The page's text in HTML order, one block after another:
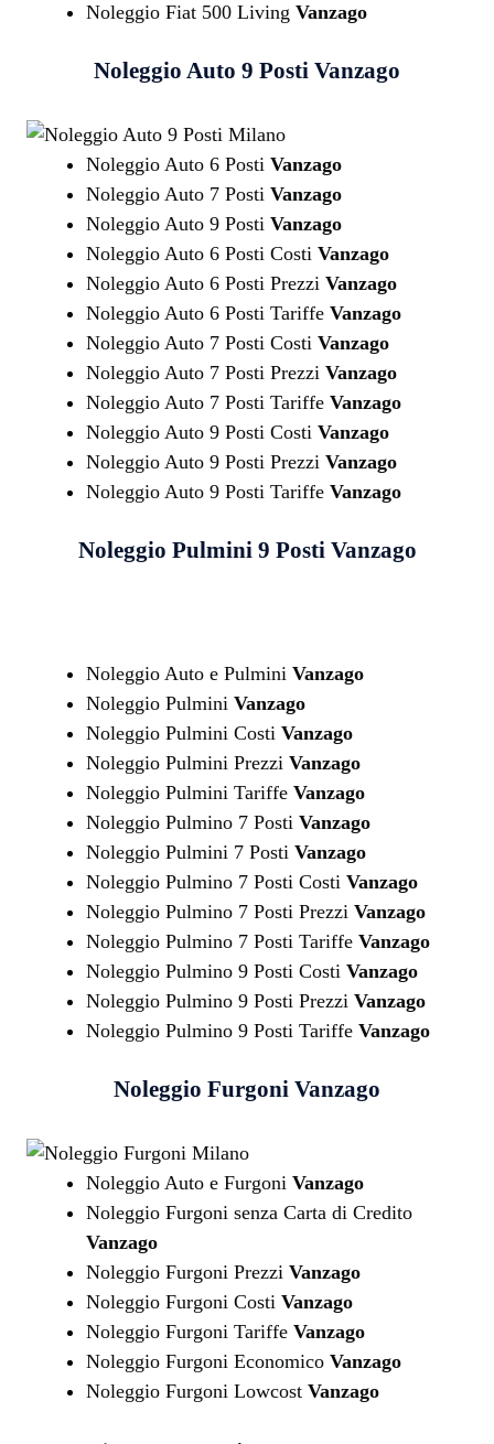
Noleggio Fiat 500 Living Vanzago
Noleggio Auto 9 Posti Vanzago
Noleggio Auto 6 Posti Vanzago
Noleggio Auto 7 Posti Vanzago
Noleggio Auto 9 Posti Vanzago
Noleggio Auto 6 Posti Costi Vanzago
Noleggio Auto 6 Posti Prezzi Vanzago
Noleggio Auto 6 Posti Tariffe Vanzago
Noleggio Auto 7 Posti Costi Vanzago
Noleggio Auto 7 Posti Prezzi Vanzago
Noleggio Auto 7 Posti Tariffe Vanzago
Noleggio Auto 9 Posti Costi Vanzago
Noleggio Auto 9 Posti Prezzi Vanzago
Noleggio Auto 9 Posti Tariffe Vanzago
Noleggio Pulmini 9 PostiVanzago
Noleggio Auto e Pulmini Vanzago
Noleggio Pulmini Vanzago
Noleggio Pulmini Costi Vanzago
Noleggio Pulmini Prezzi Vanzago
Noleggio Pulmini Tariffe Vanzago
Noleggio Pulmino 7 Posti Vanzago
Noleggio Pulmini 7 Posti Vanzago
Noleggio Pulmino 7 Posti Costi Vanzago
Noleggio Pulmino 7 Posti Prezzi Vanzago
Noleggio Pulmino 7 Posti Tariffe Vanzago
Noleggio Pulmino 9 Posti Costi Vanzago
Noleggio Pulmino 9 Posti Prezzi Vanzago
Noleggio Pulmino 9 Posti Tariffe Vanzago
Noleggio Furgoni Vanzago
Noleggio Auto e Furgoni Vanzago
Noleggio Furgoni senza Carta di Credito
Vanzago
Noleggio Furgoni Prezzi Vanzago
Noleggio Furgoni Costi Vanzago
Noleggio Furgoni Tariffe Vanzago
Noleggio Furgoni Economico Vanzago
Noleggio Furgoni Lowcost Vanzago